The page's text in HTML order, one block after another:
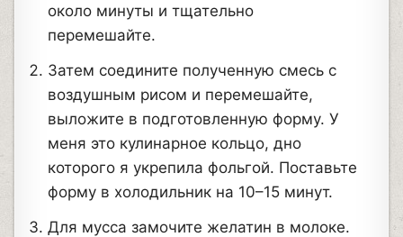
около минуты и тщательно
перемешайте.
Затем соедините полученную смесь с
воздушным рисом и перемешайте,
выложите в подготовленную форму. У
меня это кулинарное кольцо, дно
которого я укрепила фольгой. Поставьте
форму в холодильник на 10–15 минут.
Для мусса замочите желатин в молоке.